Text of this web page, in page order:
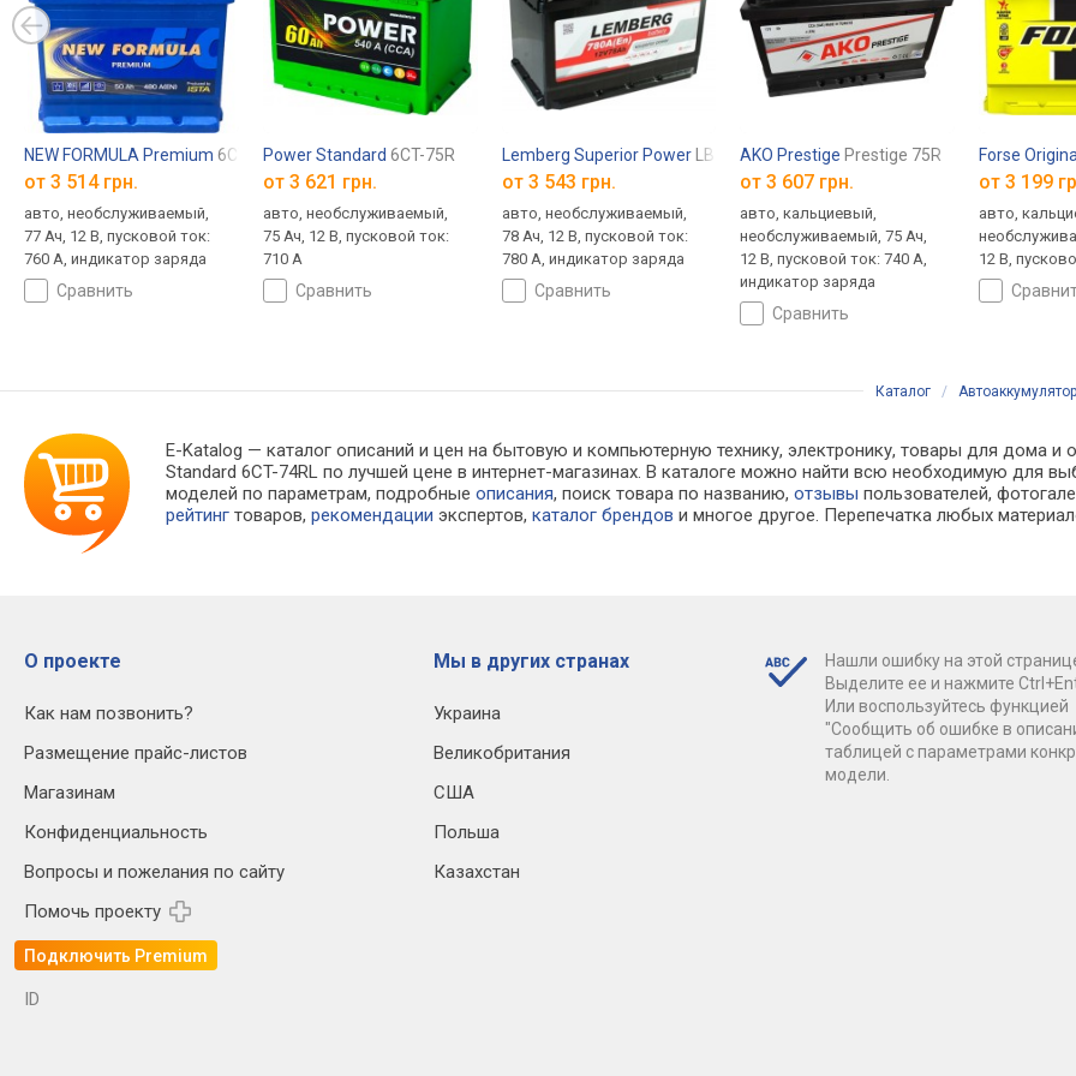
NEW FORMULA Premium 6CT-77R
от 3 514 грн.
авто, необслуживаемый,
77 Ач, 12 В, пусковой ток:
760 А, индикатор заряда
сравнить
Power Standard 6CT-75R
от 3 621 грн.
авто, необслуживаемый,
75 Ач, 12 В, пусковой ток:
710 А
сравнить
Lemberg Superior Power LB78-0
от 3 543 грн.
авто, необслуживаемый,
78 Ач, 12 В, пусковой ток:
780 А, индикатор заряда
сравнить
AKO Prestige Prestige 75R
от3 607 грн.
авто, кальциевый,
необслуживаемый, 75 Ач,
12 В, пусковой ток: 740 А,
индикатор заряда
сравнить
Forse
от3 199
авто,
12 В,
Каталог /
E-Katalog — каталог описаний и цен на бытовую и компьютерную технику, электронику, товары для дома
Standard 6CT-74RL по лучшей цене в интернет-магазинах. В каталоге можно найти всю необходимую для
моделей по параметрам, подробныеописания, поиск товара по названию,отзывы пользователей,
рейтинг товаров,рекомендации экспертов,каталог брендов и многое другое. Перепечатка любых
О проекте
Как нам позвонить?
Размещение прайс-листов
Магазинам
Конфиденциальность
Вопросы и пожелания по сайту
Помочь проекту
Подключить Premium
Мы в других странах
Украина
Великобритания
США
Польша
Казахстан
Нашли ошибку на этой
Выделите ее и нажмите
Или воспользуйтесь функцией
"Сообщить об ошибке в
таблицей с параметрами
модели.
ID